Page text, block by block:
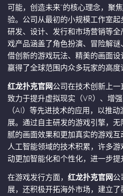
可能，创造未来”的核心理念，聚
验。公司从最初的小规模工作室
研发、设计、发行和市场营销等
戏产品涵盖了角色扮演、冒险解
借创新的游戏玩法、精美的画面设
赢得了全球范围内众多玩家的高度
红龙扑克官网公司在技术创新上
致力于提升虚拟现实（VR）、增
（AI）等先进技术的应用，以推
展。通过自主研发的游戏引擎，
腻的画面效果和更加真实的游戏
人工智能领域的技术积累，许多
动更加智能化和个性化，进一步提
在游戏发行方面， 红龙扑克官网公
展，还积极开拓海外市场，建立